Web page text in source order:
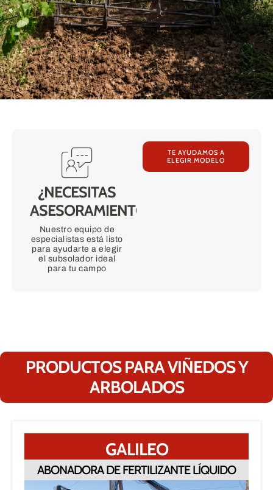
¿NECESITAS
ASESORAMIENTO?
Nuestro equipo de
especialistas está listo
para ayudarte a elegir
el subsolador ideal
para tu campo
TE AYUDAMOS A
ELEGIR MODELO
PRODUCTOS PARA VIÑEDOS Y
ARBOLADOS
GALILEO
ABONADORA DE FERTILIZANTE LÍQUIDO